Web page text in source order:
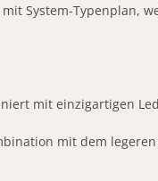
System-Typenplan,
mit einzigartigen
mit dem